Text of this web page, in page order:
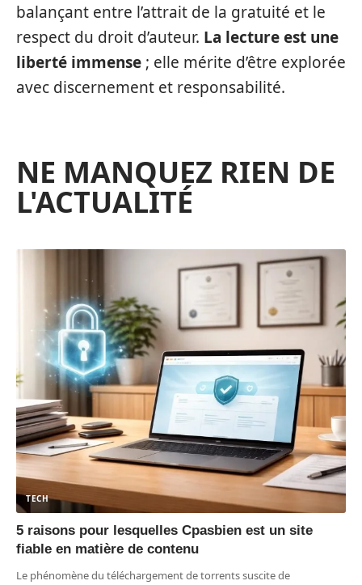
balançant entre l’attrait de la gratuité et le
respect du droit d’auteur. La lecture est une
liberté immense ; elle mérite d’être explorée
avec discernement et responsabilité.
NE MANQUEZ RIEN DE
L'ACTUALITÉ
TECH
5 raisons pour lesquelles Cpasbien est un site
fiable en matière de contenu
Le phénomène du téléchargement de torrents suscite de